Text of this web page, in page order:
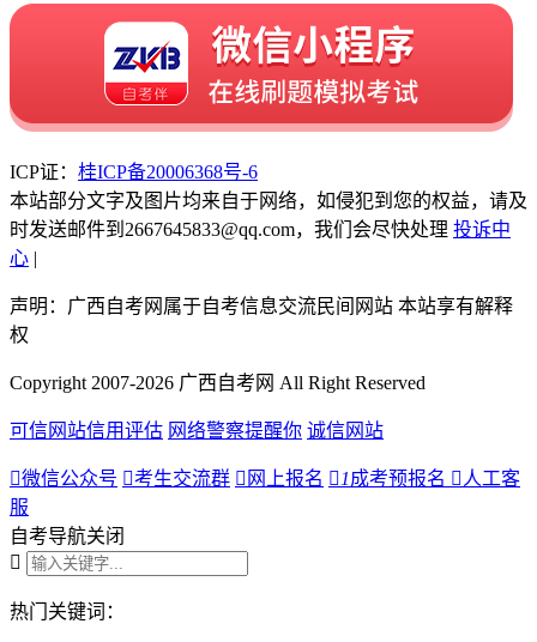
ICP证： 桂ICP备20006368号-6
本站部分文字及图片均来自于网络，如侵犯到您的权益，请及
时发送邮件到2667645833@qq.com，我们会尽快处理 投诉中
心 |
声明：广西自考网属于自考信息交流民间网站 本站享有解释
权
Copyright 2007-2026 广西自考网 All Right Reserved
可信网站信用评估 网络警察提醒你 诚信网站
微信公众号 考生交流群  网上报名  1成考预报名  人工客
服
自考导航关闭

热门关键词：